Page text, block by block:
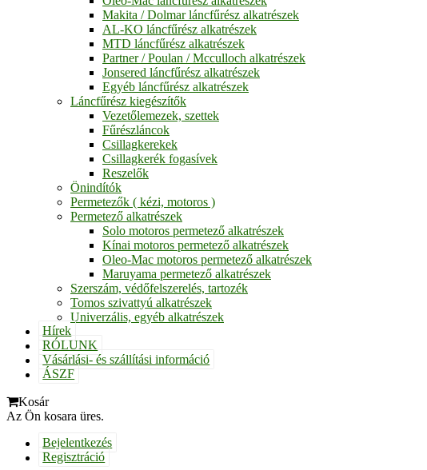
Makita / Dolmar láncfűrész alkatrészek
AL-KO láncfűrész alkatrészek
MTD láncfűrész alkatrészek
Partner / Poulan / Mcculloch alkatrészek
Jonsered láncfűrész alkatrészek
Egyéb láncfűrész alkatrészek
Láncfűrész kiegészítők
Vezetőlemezek, szettek
Fűrészláncok
Csillagkerekek
Csillagkerék fogasívek
Reszelők
Önindítók
Permetezők ( kézi, motoros )
Permetező alkatrészek
Solo motoros permetező alkatrészek
Kínai motoros permetező alkatrészek
Oleo-Mac motoros permetező alkatrészek
Maruyama permetező alkatrészek
Szerszám, védőfelszerelés, tartozék
Tomos szivattyú alkatrészek
Univerzális, egyéb alkatrészek
Hírek
RÓLUNK
Vásárlási- és szállítási információ
ÁSZF
Kosár
Az Ön kosara üres.
Bejelentkezés
Regisztráció